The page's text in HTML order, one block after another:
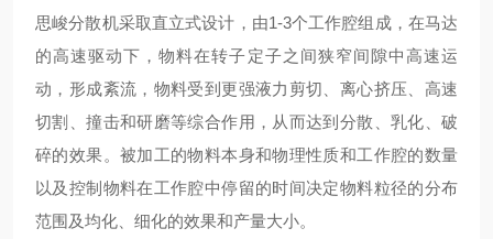
思峻分散机采取直立式设计，由1-3个工作腔组成，在马达
的高速驱动下，物料在转子定子之间狭窄间隙中高速运
动，形成紊流，物料受到更强液力剪切、离心挤压、高速
切割、撞击和研磨等综合作用，从而达到分散、乳化、破
碎的效果。被加工的物料本身和物理性质和工作腔的数量
以及控制物料在工作腔中停留的时间决定物料粒径的分布
范围及均化、细化的效果和产量大小。